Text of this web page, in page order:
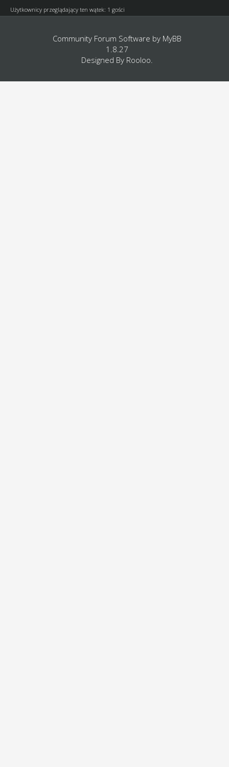
Użytkownicy przeglądający ten wątek: 1 gości
Community Forum Software by MyBB
1.8.27
Designed By Rooloo